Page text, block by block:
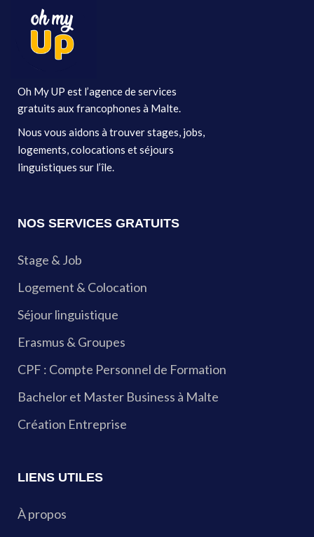
Oh My UP est l’agence de services
gratuits aux francophones à Malte.
Nous vous aidons à trouver stages, jobs,
logements, colocations et séjours
linguistiques sur l’île.
NOS SERVICES GRATUITS
Stage & Job
Logement & Colocation
Séjour linguistique
Erasmus & Groupes
CPF : Compte Personnel de Formation
Bachelor et Master Business à Malte
Création Entreprise
LIENS UTILES
À propos